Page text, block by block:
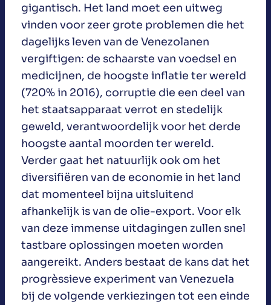
gigantisch. Het land moet een uitweg
vinden voor zeer grote problemen die het
dagelijks leven van de Venezolanen
vergiftigen: de schaarste van voedsel en
medicijnen, de hoogste inflatie ter wereld
(720% in 2016), corruptie die een deel van
het staatsapparaat verrot en stedelijk
geweld, verantwoordelijk voor het derde
hoogste aantal moorden ter wereld.
Verder gaat het natuurlijk ook om het
diversifiëren van de economie in het land
dat momenteel bijna uitsluitend
afhankelijk is van de olie-export. Voor elk
van deze immense uitdagingen zullen snel
tastbare oplossingen moeten worden
aangereikt. Anders bestaat de kans dat het
progrèssieve experiment van Venezuela
bij de volgende verkiezingen tot een einde